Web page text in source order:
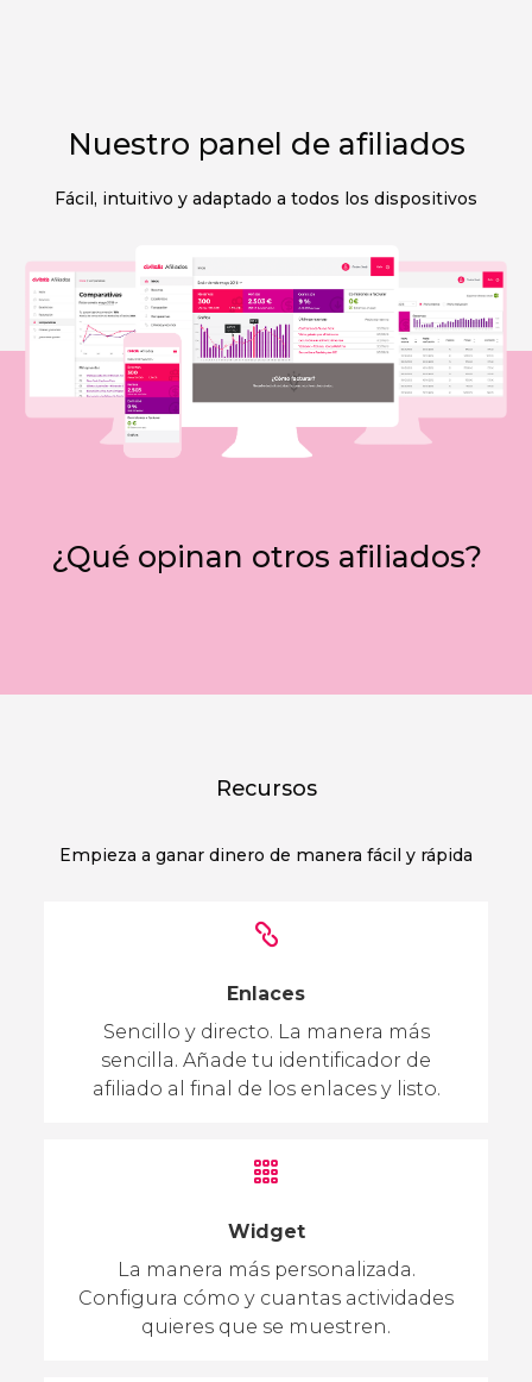
Nuestro panel de afiliados
Fácil, intuitivo y adaptado a todos los dispositivos
¿Qué opinan otros afiliados?
Recursos
Empieza a ganar dinero de manera fácil y rápida
Enlaces
Sencillo y directo. La manera más
sencilla. Añade tu identificador de
afiliado al final de los enlaces y listo.
Widget
La manera más personalizada.
Configura cómo y cuantas actividades
quieres que se muestren.